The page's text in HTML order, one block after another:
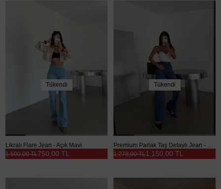
Tükendi
Likralı Flare Jean - Açık Mavi
750,00 TL
1.500,00 TL
Tükendi
Premium Parlak Taş Detaylı Jean - Mavi
1.150,00 TL
1.278,00 TL